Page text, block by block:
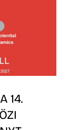
14.